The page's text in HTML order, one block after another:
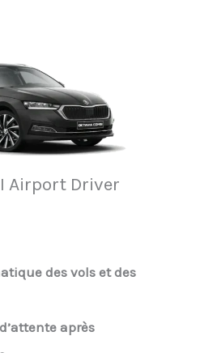
Airport Driver
des vols et des
après